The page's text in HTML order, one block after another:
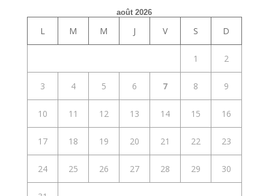
août 2026
L M M J V S D
1 2
3 4 5 6 7 8 9
10 11 12 13 14 15 16
17 18 19 20 21 22 23
24 25 26 27 28 29 30